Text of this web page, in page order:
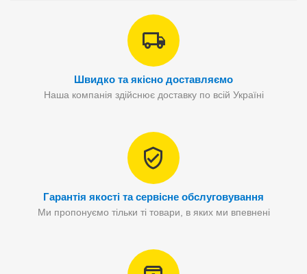
Швидко та якісно доставляємо
Наша компанія здійснює доставку по всій Україні
Гарантія якості та сервісне обслуговування
Ми пропонуємо тільки ті товари, в яких ми впевнені